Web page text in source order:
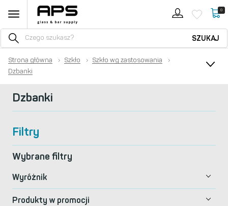
0
SZUKAJ
Strona główna › Szkło › Szkło wg zastosowania
›
Dzbanki
Dzbanki
Filtry
Wybrane filtry
Wyróżnik
Produkty w promocji